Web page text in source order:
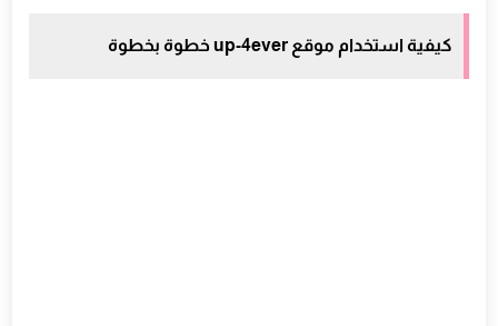
كيفية استخدام موقع up-4ever خطوة بخطوة